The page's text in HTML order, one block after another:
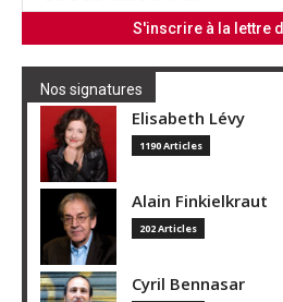
Nos signatures
Elisabeth Lévy
1190 Articles
Alain Finkielkraut
202 Articles
Cyril Bennasar